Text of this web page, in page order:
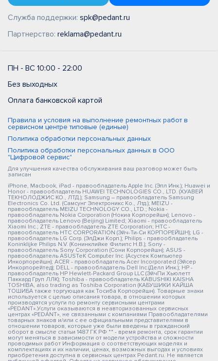
Служба поддержки: spk@pedant.ru
Партнерство: reklama@pedant.ru
ПН - ВС 10:00 - 22:00
Без выходных
Оплата банковской картой
Правила и условия на выполнение ремонтных работ в
сервисном центре типовые (единые)
Политика обработки персональных данных
Политика обработки персональных данных в ООО
"Цифровой сервис"
Для улучшения качества обслуживания ваш разговор может быть
записан
iPhone, Macbook, iPad - правообладатель Apple Inc. (Эпл Инк.); Huawei и
Honor - правообладатель HUAWEI TECHNOLOGIES CO., LTD. (ХУАВЕЙ
ТЕКНОЛОДЖИС КО., ЛТД.); Samsung – правообладатель Samsung
Electronics Co. Ltd. (Самсунг Электроникс Ко., Лтд.); MEIZU -
правообладатель MEIZU TECHNOLOGY CO., LTD.; Nokia -
правообладатель Nokia Corporation (Нокиа Корпорейшн); Lenovo -
правообладатель Lenovo (Beijing) Limited; Xiaomi - правообладатель
Xiaomi Inc.; ZTE - правообладатель ZTE Corporation; HTC -
правообладатель HTC CORPORATION (Эйч-Ти-Си КОРПОРЕЙШН); LG -
правообладатель LG Corp. (ЭлДжи Корп.); Philips - правообладатель
Koninklijke Philips N.V. (Конинклийке Филипс Н.В.); Sony -
правообладатель Sony Corporation (Сони Корпорейшн); ASUS -
правообладатель ASUSTeK Computer Inc. (Асустек Компьютер
Инкорпорейшн); ACER - правообладатель Acer Incorporated (Эйсер
Инкорпорейтед); DELL - правообладатель Dell Inc.(Делл Инк.); HP -
правообладатель HP Hewlett-Packard Group LLC (ЭйчПи Хьюлетт
Паккард Груп ЛЛК); Toshiba - правообладатель KABUSHIKI KAISHA
TOSHIBA, also trading as Toshiba Corporation (КАБУШИКИ КАЙША
ТОШИБА также торгующая как Тосиба Корпорейшн). Товарные знаки
используется с целью описания товара, в отношении которых
производятся услуги по ремонту сервисными центрами
«PEDANT».Услуги оказываются в неавторизованных сервисных
центрах «PEDANT», не связанными с компаниями Правообладателями
товарных знаков и/или с ее официальными представителями в
отношении товаров, которые уже были введены в гражданский
оборот в смысле статьи 1487 ГК РФ ** - время ремонта, срок гарантии
могут меняться в зависимости от модели устройства и сложности
проводимых работ Информация о соответствующих моделях и
комплектациях и их наличии, ценах, возможных выгодах и условиях
приобретения доступна в сервисных центрах Pedant.ru. Не является